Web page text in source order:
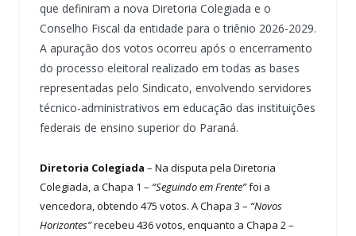
que definiram a nova Diretoria Colegiada e o
Conselho Fiscal da entidade para o triênio 2026-2029.
A apuração dos votos ocorreu após o encerramento
do processo eleitoral realizado em todas as bases
representadas pelo Sindicato, envolvendo servidores
técnico-administrativos em educação das instituições
federais de ensino superior do Paraná.
Diretoria Colegiada – Na disputa pela Diretoria
Colegiada, a Chapa 1 – “Seguindo em Frente”foi a
vencedora, obtendo 475 votos. A Chapa 3 – “Novos
Horizontes”recebeu 436 votos, enquanto a Chapa 2 –